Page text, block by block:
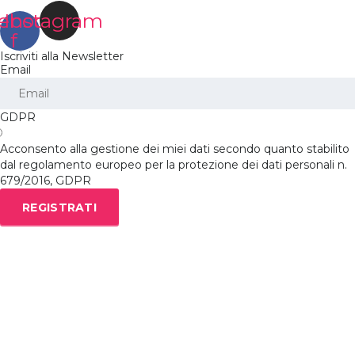
f
Instagram
Iscriviti alla Newsletter
Email
GDPR
Acconsento alla gestione dei miei dati secondo quanto stabilito
dal regolamento europeo per la protezione dei dati personali n.
679/2016, GDPR
REGISTRATI